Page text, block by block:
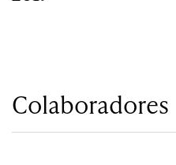
Colaboradores